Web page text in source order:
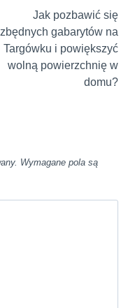
Jak pozbawić się
zbędnych gabarytów na
Targówku i powiększyć
wolną powierzchnię w
domu?
Wymagane pola są